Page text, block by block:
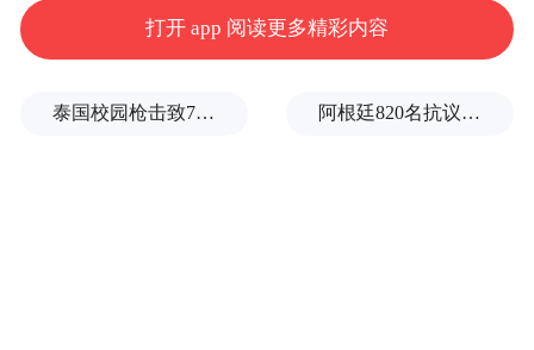
着天地群星描画，完成他最后的画作：被自
由重塑的现实世界的形体，明亮、奇异、静
默——与大理沙溪东南村8号给人的画面如出
打开 app 阅读更多精彩内容
泰国校园枪击致7死15伤，暴露枪支管理巨大漏洞 阿根廷820名抗议者爆冲国会大厦